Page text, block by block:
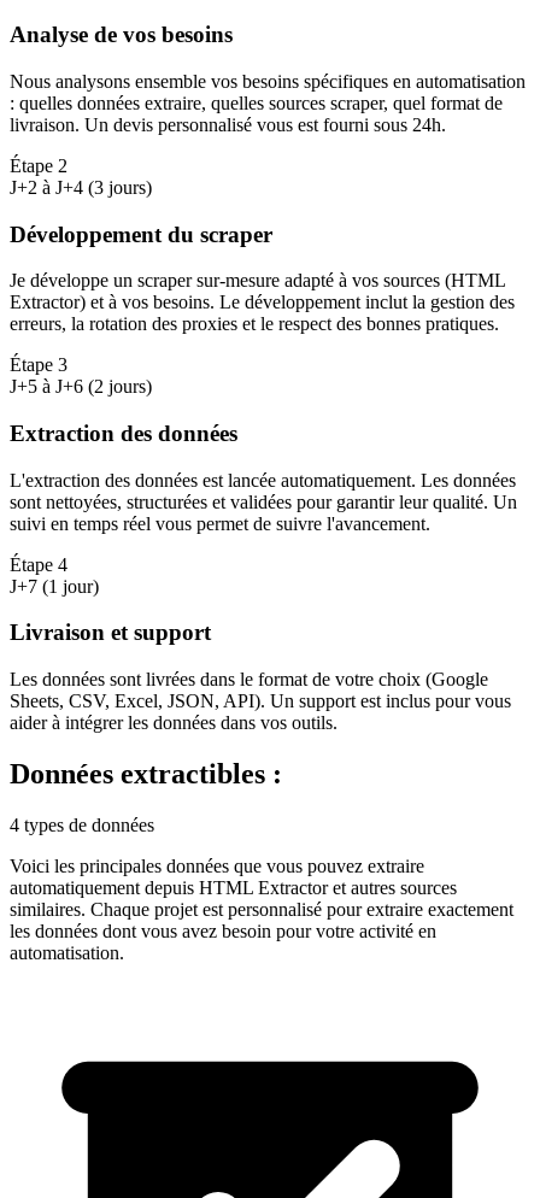
Analyse de vos besoins
Nous analysons ensemble vos besoins spécifiques en automatisation
: quelles données extraire, quelles sources scraper, quel format de
livraison. Un devis personnalisé vous est fourni sous 24h.
Étape 2
J+2 à J+4 (3 jours)
Développement du scraper
Je développe un scraper sur-mesure adapté à vos sources (HTML
Extractor) et à vos besoins. Le développement inclut la gestion des
erreurs, la rotation des proxies et le respect des bonnes pratiques.
Étape 3
J+5 à J+6 (2 jours)
Extraction des données
L'extraction des données est lancée automatiquement. Les données
sont nettoyées, structurées et validées pour garantir leur qualité. Un
suivi en temps réel vous permet de suivre l'avancement.
Étape 4
J+7 (1 jour)
Livraison et support
Les données sont livrées dans le format de votre choix (Google
Sheets, CSV, Excel, JSON, API). Un support est inclus pour vous
aider à intégrer les données dans vos outils.
Données extractibles :
4 types de données
Voici les principales données que vous pouvez extraire
automatiquement depuis HTML Extractoret autres sources
similaires. Chaque projet est personnalisé pour extraire exactement
les données dont vous avez besoin pour votre activité en
automatisation.